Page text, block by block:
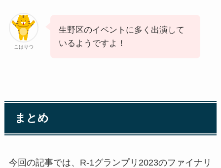
こはりつ
生野区のイベントに多く出演して
いるようですよ！
まとめ
今回の記事では、R-1グランプリ2023のファイナリ